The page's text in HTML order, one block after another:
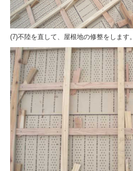
(7)不陸を直して、屋根地の修整をします。